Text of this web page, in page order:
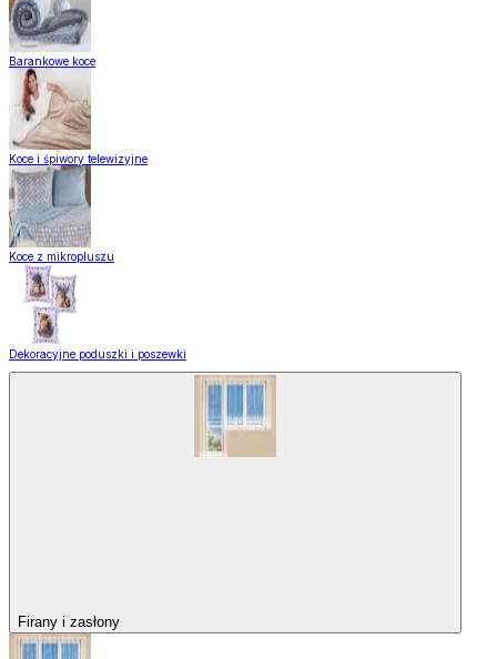
Barankowe koce
Koce i śpiwory telewizyjne
Koce z mikropluszu
Dekoracyjne poduszki i poszewki
Firany i zasłony